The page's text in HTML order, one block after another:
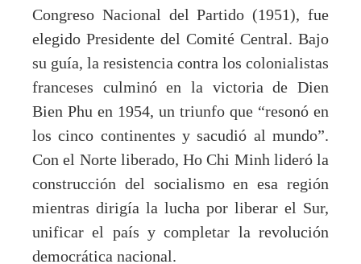
Congreso Nacional del Partido (1951), fue
elegido Presidente del Comité Central. Bajo
su guía, la resistencia contra los colonialistas
franceses culminó en la victoria de Dien
Bien Phu en 1954, un triunfo que “resonó en
los cinco continentes y sacudió al mundo”.
Con el Norte liberado, Ho Chi Minh lideró la
construcción del socialismo en esa región
mientras dirigía la lucha por liberar el Sur,
unificar el país y completar la revolución
democrática nacional.